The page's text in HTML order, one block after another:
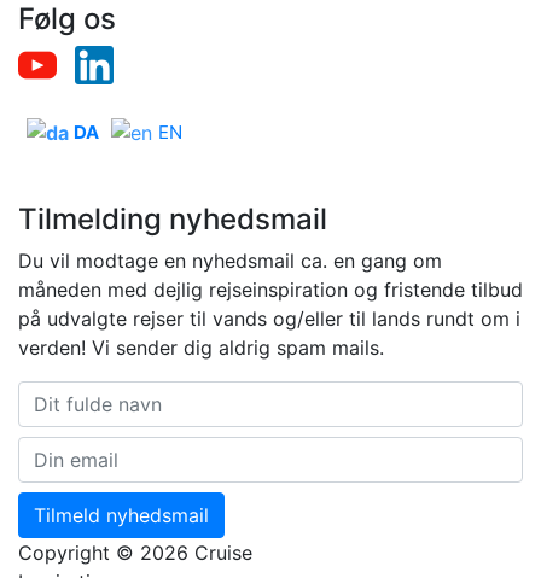
Følg os
DA EN
Tilmelding nyhedsmail
Du vil modtage en nyhedsmail ca. en gang om
måneden med dejlig rejseinspiration og fristende tilbud
på udvalgte rejser til vands og/eller til lands rundt om i
verden! Vi sender dig aldrig spam mails.
Tilmeld nyhedsmail
Copyright © 2026 Cruise